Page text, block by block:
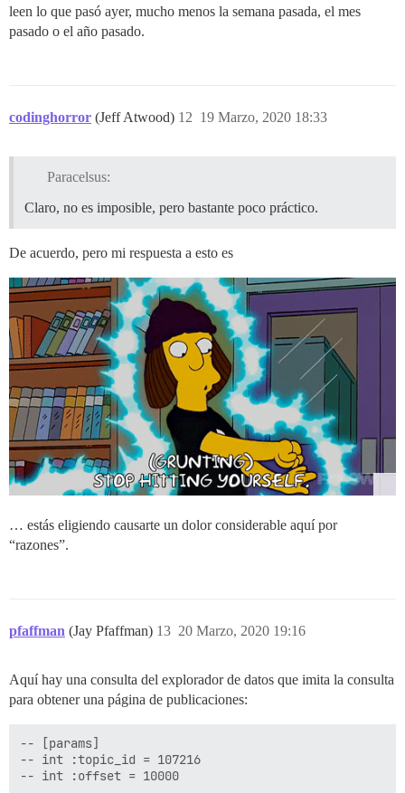
leen lo que pasó ayer, mucho menos la semana pasada, el mes
pasado o el año pasado.
codinghorror (Jeff Atwood) 19 Marzo, 2020 18:33
12
Paracelsus:
Claro, no es imposible, pero bastante poco práctico.
De acuerdo, pero mi respuesta a esto es
… estás eligiendo causarte un dolor considerable aquí por
“razones”.
pfaffman (Jay Pfaffman) 20 Marzo, 2020 19:16
13
Aquí hay una consulta del explorador de datos que imita la consulta
para obtener una página de publicaciones:
-- [params]
-- int :topic_id = 107216
-- int :offset = 10000